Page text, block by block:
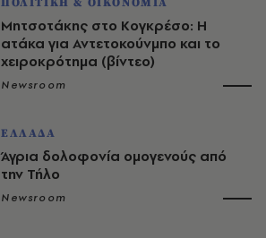
Μητσοτάκης στο Κογκρέσο: Η
ατάκα για Αντετοκούνμπο και το
χειροκρότημα (βίντεο)
Newsroom
ΕΛΛΑΔΑ
Άγρια δολοφονία ομογενούς από
την Τήλο
Newsroom